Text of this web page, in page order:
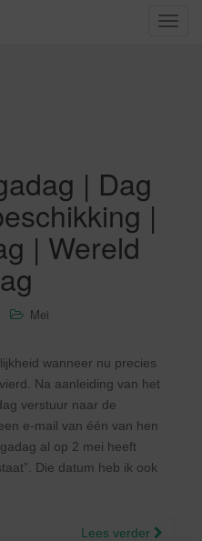
S
| Dag
|
| Wereld
Mei
wanneer nu precies
Na aanleiding van het
verstuur naar de
e-mail van één van hen
al op 2 mei heeft
Die datum heb ik ook
Lees verder